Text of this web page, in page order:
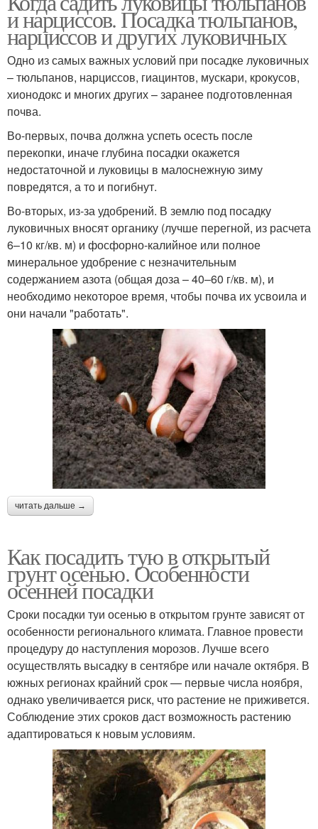
и нарциссов. Посадка тюльпанов,
нарциссов и других луковичных
Одно из самых важных условий при посадке луковичных
– тюльпанов, нарциссов, гиацинтов, мускари, крокусов,
хионодокс и многих других – заранее подготовленная
почва.
Во-первых, почва должна успеть осесть после
перекопки, иначе глубина посадки окажется
недостаточной и луковицы в малоснежную зиму
повредятся, а то и погибнут.
Во-вторых, из-за удобрений. В землю под посадку
луковичных вносят органику (лучше перегной, из расчета
6–10 кг/кв. м) и фосфорно-калийное или полное
минеральное удобрение с незначительным
содержанием азота (общая доза – 40–60 г/кв. м), и
необходимо некоторое время, чтобы почва их усвоила и
они начали "работать".
читать дальше →
Как посадить тую в открытый
грунт осенью. Особенности
осенней посадки
Сроки посадки туи осенью в открытом грунте зависят от
особенности регионального климата. Главное провести
процедуру до наступления морозов. Лучше всего
осуществлять высадку в сентябре или начале октября. В
южных регионах крайний срок — первые числа ноября,
однако увеличивается риск, что растение не приживется.
Соблюдение этих сроков даст возможность растению
адаптироваться к новым условиям.